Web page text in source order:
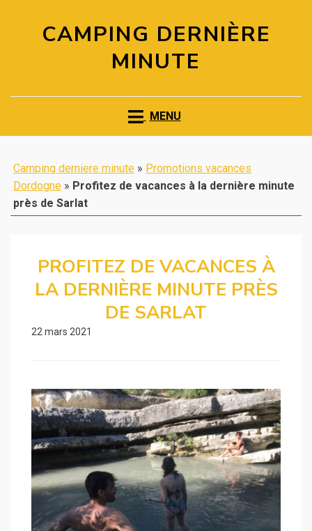
CAMPING DERNIÈRE
MINUTE
MENU
Camping derniere minute » Promotions vacances
Dordogne » Profitez de vacances à la dernière minute
près de Sarlat
PROFITEZ DE VACANCES À
LA DERNIÈRE MINUTE PRÈS
DE SARLAT
22 mars 2021